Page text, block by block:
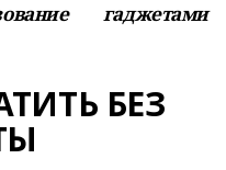
гаджетами
БЕЗ